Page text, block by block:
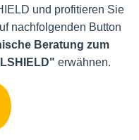
und profitieren Sie
nachfolgenden Button
Beratung zum
erwähnen.